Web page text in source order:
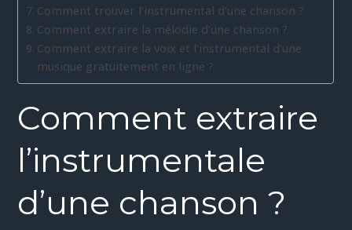
Comment trouver l’instrumental d’une chanson ?
Comment extraire la mélodie d’une chanson ?
Comment extraire la voix et l’instrumental d’une
musique gratuitement en ligne ?
Comment extraire
l’instrumentale
d’une chanson ?